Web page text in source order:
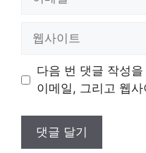
트
다음 번 댓글 작성
이메일, 그리고 웹